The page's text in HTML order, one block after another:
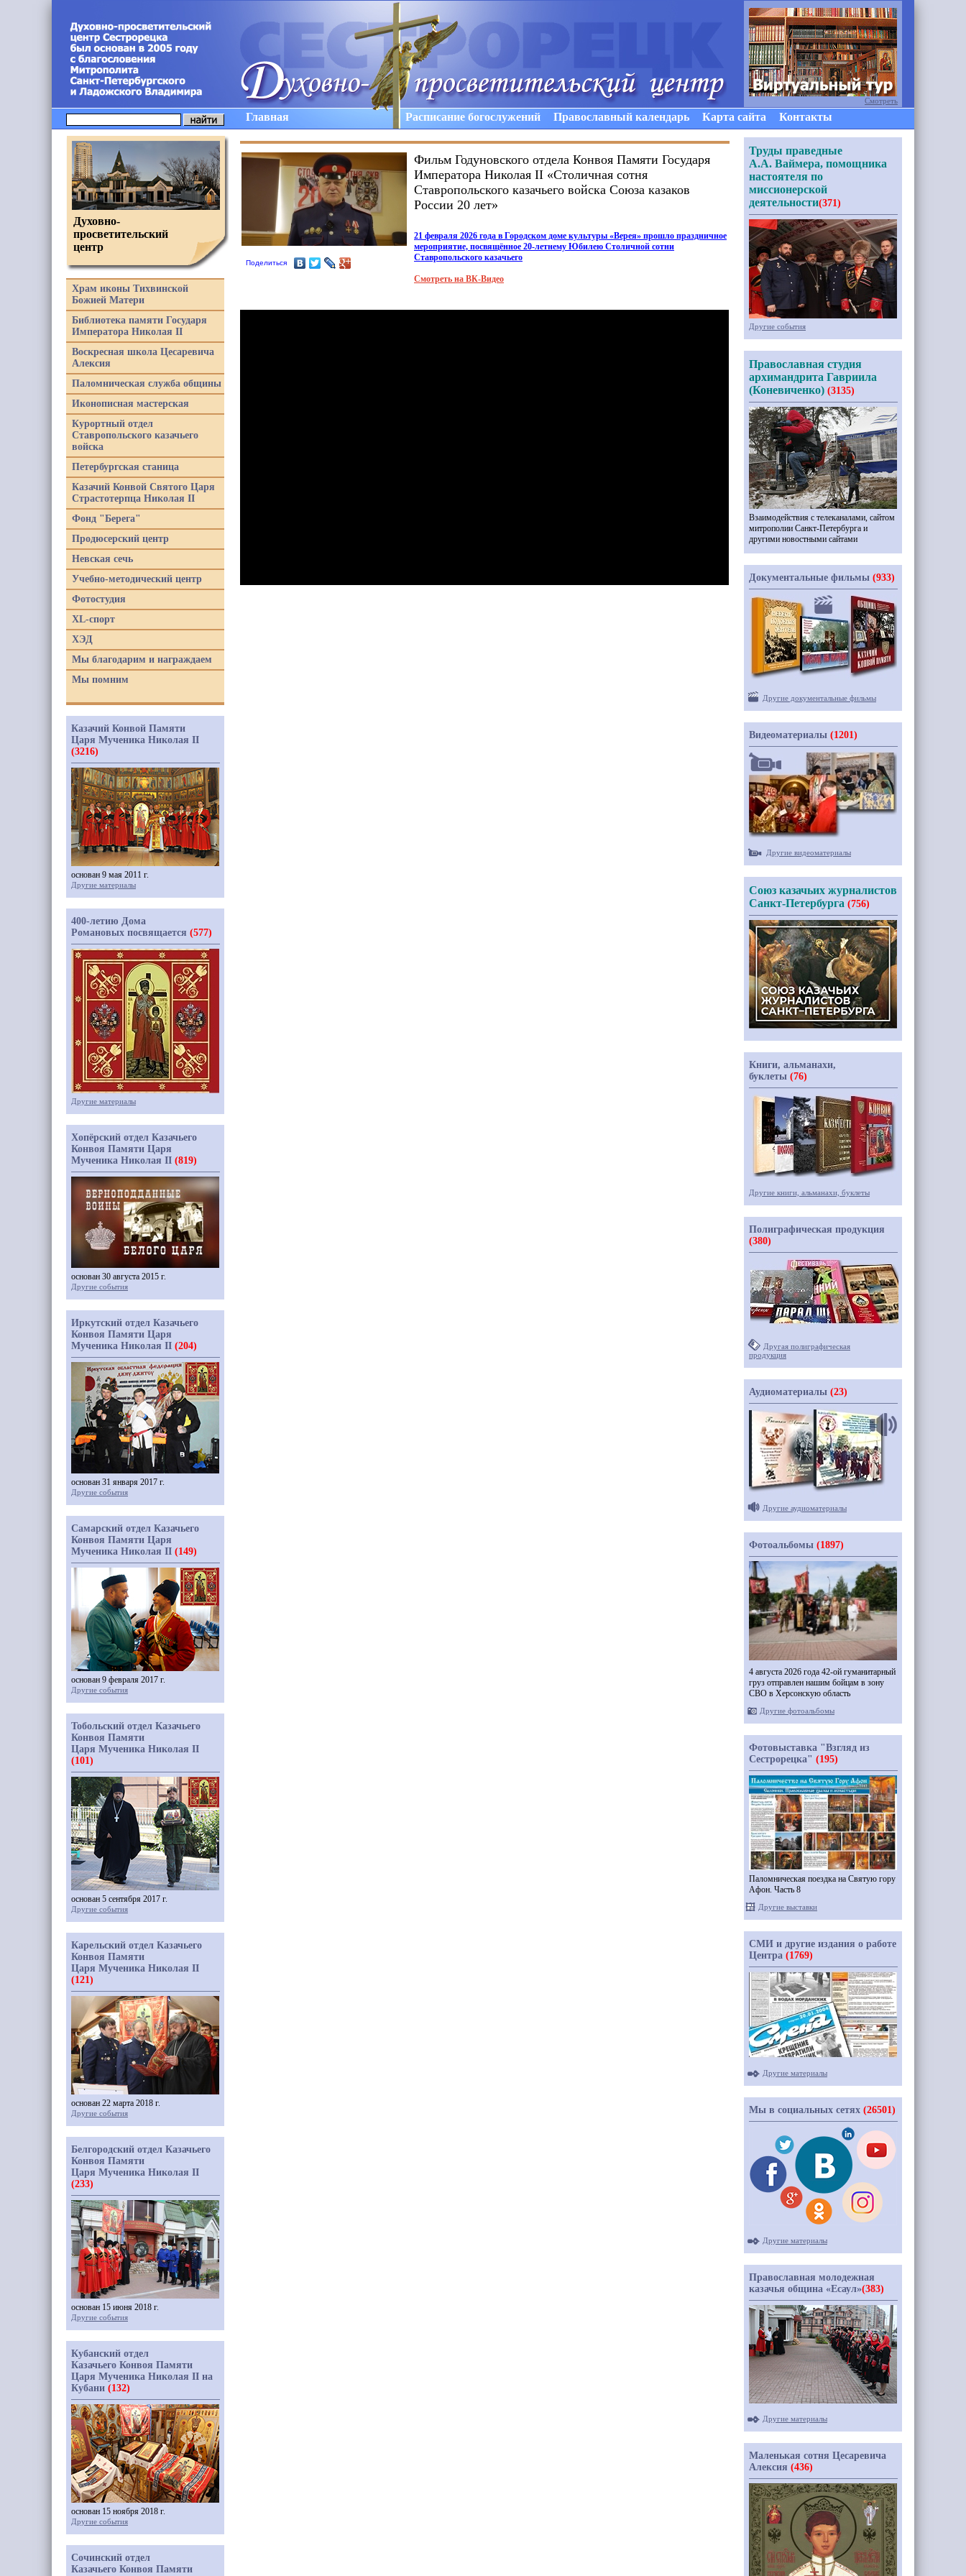
Главная Расписание богослужений Православный календарь Карта сайта Контакты
Поделиться
Фильм Годуновского отдела Конвоя Памяти Государя
Императора Николая II «Столичная сотня
Ставропольского казачьего войска Союза казаков
России 20 лет»
21 февраля 2026 года в Городском доме культуры «Верея» прошло праздничное
мероприятие, посвящённое 20-летнему Юбилею Столичной сотни
Ставропольского казачьего
Смотреть на ВК-Видео
Духовно-
просветительский
центр
Храм иконы Тихвинской
Божией Матери
Библиотека памяти Государя
Императора Николая II
Воскресная школа Цесаревича
Алексия
Паломническая служба общины
Иконописная мастерская
Курортный отдел
Ставропольского казачьего
войска
Петербургская станица
Казачий Конвой Святого Царя
Страстотерпца Николая II
Фонд "Берега"
Продюсерский центр
Невская сечь
Учебно-методический центр
Фотостудия
XL-спорт
ХЭД
Мы благодарим и награждаем
Мы помним
Казачий Конвой Памяти
Царя Мученика Николая II
(3216)
основан 9 мая 2011 г.
Другие материалы
400-летию Дома
Романовых посвящается (577)
Другие материалы
Хопёрский отдел Казачьего
Конвоя Памяти Царя
Мученика Николая II (819)
основан 30 августа 2015 г.
Другие события
Иркутский отдел Казачьего
Конвоя Памяти Царя
Мученика Николая II (204)
основан 31 января 2017 г.
Другие события
Самарский отдел Казачьего
Конвоя Памяти Царя
Мученика Николая II (149)
основан 9 февраля 2017 г.
Другие события
Тобольский отдел Казачьего
Конвоя Памяти
Царя Мученика Николая II
(101)
основан 5 сентября 2017 г.
Другие события
Карельский отдел Казачьего
Конвоя Памяти
Царя Мученика Николая II
(121)
основан 22 марта 2018 г.
Другие события
Белгородский отдел Казачьего
Конвоя Памяти
Царя Мученика Николая II
(233)
основан 15 июня 2018 г.
Другие события
Кубанский отдел
Казачьего Конвоя Памяти
Царя Мученика Николая II на
Кубани (132)
основан 15 ноября 2018 г.
Другие события
Сочинский отдел
Казачьего Конвоя Памяти
Смотреть
Труды праведные
А.А. Ваймера, помощника
настоятеля по
миссионерской
деятельности(371)
Другие события
Православная студия
архимандрита Гавриила
(Коневиченко) (3135)
Взаимодействия с телеканалами, сайтом
митрополии Санкт-Петербурга и
другими новостными сайтами
Документальные фильмы (933)
Другие документальные фильмы
Видеоматериалы (1201)
Другие видеоматериалы
Союз казачьих журналистов
Санкт-Петербурга (756)
Книги, альманахи,
буклеты (76)
Другие книги, альманахи, буклеты
Полиграфическая продукция
(380)
Другая полиграфическая
продукция
Аудиоматериалы (23)
Другие аудиоматериалы
Фотоальбомы (1897)
4 августа 2026 года 42-ой гуманитарный
груз отправлен нашим бойцам в зону
СВО в Херсонскую область
Другие фотоальбомы
Фотовыставка "Взгляд из
Сестрорецка" (195)
Паломническая поездка на Святую гору
Афон. Часть 8
Другие выставки
СМИ и другие издания о работе
Центра (1769)
Другие материалы
Мы в социальных сетях (26501)
Другие материалы
Православная молодежная
казачья община «Есаул»(383)
Другие материалы
Маленькая сотня Цесаревича
Алексия (436)